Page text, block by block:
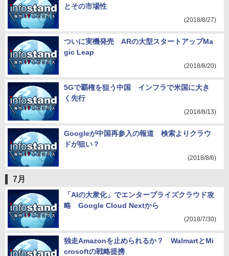
とその市場性
(2018/8/27)
ついに実機発売 ARの大型スタートアップMa
gic Leap
(2018/8/20)
5Gで覇権を狙う中国 インフラで米国に大き
く先行
(2018/8/13)
Googleが中国再参入の報道 検索よりクラウ
ドが狙い？
(2018/8/6)
7月
「AIの大衆化」でエンタープライズクラウド攻
略 Google Cloud Nextから
(2018/7/30)
独走Amazonを止められるか？ WalmartとMi
crosoftの戦略提携